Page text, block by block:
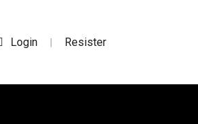
Login | Resister